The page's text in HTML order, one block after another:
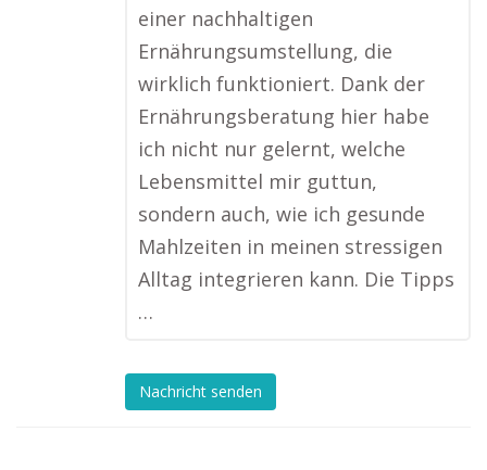
einer nachhaltigen
Ernährungsumstellung, die
wirklich funktioniert. Dank der
Ernährungsberatung hier habe
ich nicht nur gelernt, welche
Lebensmittel mir guttun,
sondern auch, wie ich gesunde
Mahlzeiten in meinen stressigen
Alltag integrieren kann. Die Tipps
…
Nachricht senden